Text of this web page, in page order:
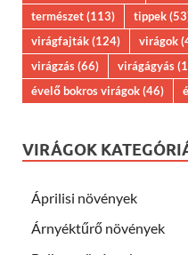
természet(113) tippek
virágfajták(124) virágok
virágzás(66) virágágyás
évelő bokros virágok(46)
VIRÁGOK
Áprilisi növények
Árnyéktűrő növények